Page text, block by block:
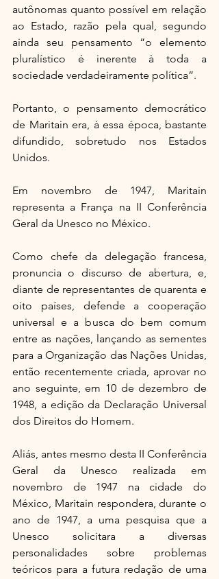
autônomas quanto possível em relação
ao Estado, razão pela qual, segundo
ainda seu pensamento “o elemento
pluralístico é inerente à toda a
sociedade verdadeiramente política”.
Portanto, o pensamento democrático
de Maritain era, à essa época, bastante
difundido, sobretudo nos Estados
Unidos.
Em novembro de 1947, Maritain
representa a França na II Conferência
Geral da Unesco no México.
Como chefe da delegação francesa,
pronuncia o discurso de abertura, e,
diante de representantes de quarenta e
oito países, defende a cooperação
universal e a busca do bem comum
entre as nações, lançando as sementes
para a Organização das Nações Unidas,
então recentemente criada, aprovar no
ano seguinte, em 10 de dezembro de
1948, a edição da Declaração Universal
dos Direitos do Homem.
Aliás, antes mesmo desta II Conferência
Geral da Unesco realizada em
novembro de 1947 na cidade do
México, Maritain respondera, durante o
ano de 1947, a uma pesquisa que a
Unesco solicitara a diversas
personalidades sobre problemas
teóricos para a futura redação de uma